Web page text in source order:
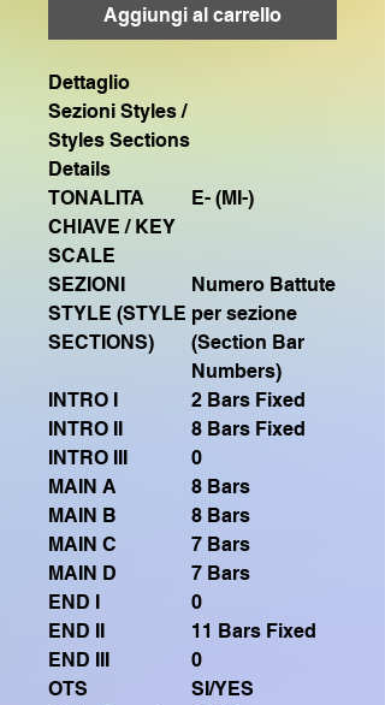
Aggiungi al carrello
Dettaglio
Sezioni Styles /
Styles Sections
Details
TONALITA
CHIAVE / KEY
SCALE
E- (MI-)
SEZIONI
STYLE (STYLE
SECTIONS)
Numero Battute
per sezione
(Section Bar
Numbers)
INTRO I
2 Bars Fixed
INTRO II
8 Bars Fixed
INTRO III
0
MAIN A
8 Bars
MAIN B
8 Bars
MAIN C
7 Bars
MAIN D
7 Bars
END I
0
END II
11 Bars Fixed
END III
0
OTS
SI/YES